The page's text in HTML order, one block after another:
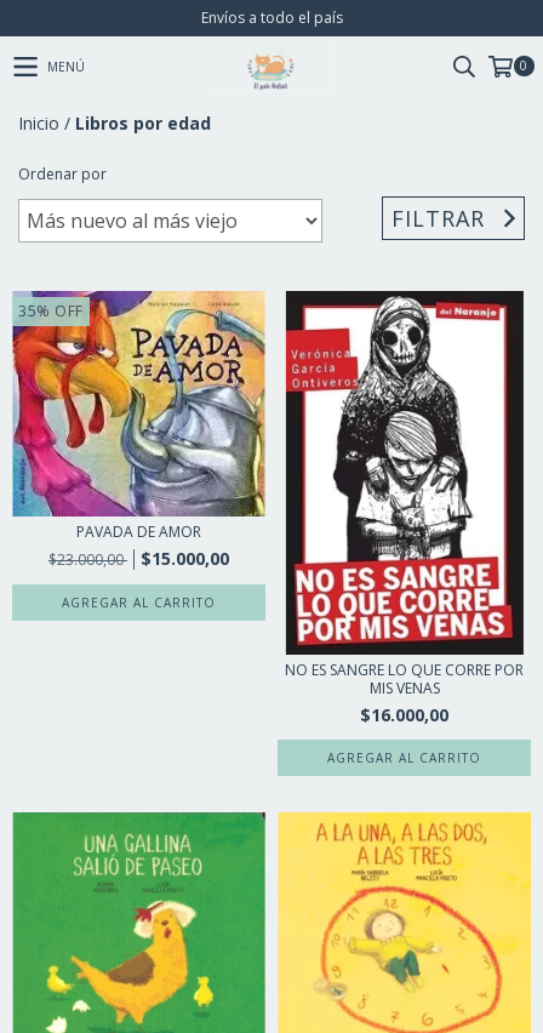
Envíos a todo el país
MENÚ 0
Inicio / Libros por edad
Ordenar por
FILTRAR
35% OFF
PAVADA DE AMOR
$23.000,00
$15.000,00
NO ES SANGRE LO QUE CORRE POR
MIS VENAS
$16.000,00